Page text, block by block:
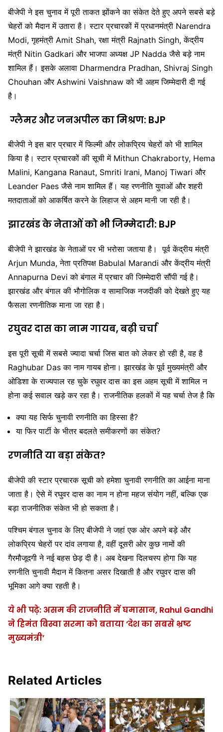
बीजेपी ने इस चुनाव में पूरी ताकत झोंकने का संकेत देते हुए अपने सबसे बड़े
चेहरों को मैदान में उतारा है। स्टार प्रचारकों में प्रधानमंत्री Narendra
Modi, गृहमंत्री Amit Shah, रक्षा मंत्री Rajnath Singh, केंद्रीय
मंत्री Nitin Gadkari और भाजपा अध्यक्ष JP Nadda जैसे बड़े नाम
शामिल हैं। इसके अलावा Dharmendra Pradhan, Shivraj Singh
Chouhan और Ashwini Vaishnaw को भी अहम जिम्मेदारी दी गई
है।
ग्लैमर और जनअपील का मिश्रण: BJP
बीजेपी ने इस बार प्रचार में फिल्मी और लोकप्रिय चेहरों को भी शामिल
किया है। स्टार प्रचारकों की सूची में Mithun Chakraborty, Hema
Malini, Kangana Ranaut, Smriti Irani, Manoj Tiwari और
Leander Paes जैसे नाम शामिल हैं। यह रणनीति युवाओं और शहरी
मतदाताओं को आकर्षित करने के लिहाज से अहम मानी जा रही है।
झारखंड के नेताओं को भी जिम्मेदारी: BJP
बीजेपी ने झारखंड के नेताओं पर भी भरोसा जताया है। पूर्व केंद्रीय मंत्री
Arjun Munda, नेता प्रतिपक्ष Babulal Marandi और केंद्रीय मंत्री
Annapurna Devi को बंगाल में प्रचार की जिम्मेदारी सौंपी गई है।
झारखंड और बंगाल की भौगोलिक व सामाजिक नजदीकी को देखते हुए यह
फैसला रणनीतिक माना जा रहा है।
रघुवर दास का नाम गायब, बढ़ी चर्चा
इस पूरी सूची में सबसे ज्यादा चर्चा जिस बात को लेकर हो रही है, वह है
Raghubar Das का नाम गायब होना। झारखंड के पूर्व मुख्यमंत्री और
ओडिशा के राज्यपाल रह चुके रघुवर दास का इस अहम सूची में शामिल न
होना कई सवाल खड़े कर रहा है। राजनीतिक हलकों में यह चर्चा तेज है कि
क्या यह सिर्फ चुनावी रणनीति का हिस्सा है?
या फिर पार्टी के भीतर बदलते समीकरणों का संकेत?
रणनीति या बड़ा संकेत?
बीजेपी की स्टार प्रचारक सूची को हमेशा चुनावी रणनीति का आईना माना
जाता है। ऐसे में रघुवर दास का नाम न होना महज संयोग नहीं, बल्कि एक
बड़ा राजनीतिक संकेत भी हो सकता है।
पश्चिम बंगाल चुनाव के लिए बीजेपी ने जहां एक ओर अपने बड़े और
लोकप्रिय चेहरों पर दांव लगाया है, वहीं दूसरी ओर कुछ नामों की
गैरमौजूदगी ने नई बहस छेड़ दी है। अब देखना दिलचस्प होगा कि यह
रणनीति चुनावी मैदान में कितना असर दिखाती है और रघुवर दास की
भूमिका आगे क्या रहती है।
ये भी पढ़े: असम की राजनीति में घमासान, Rahul Gandhi
ने हिमंत बिस्वा सरमा को बताया ‘देश का सबसे भ्रष्ट
मुख्यमंत्री’
Related Articles